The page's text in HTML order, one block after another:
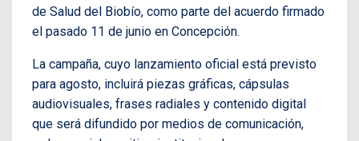
de Salud del Biobío, como parte del acuerdo firmado
el pasado 11 de junio en Concepción.
La campaña, cuyo lanzamiento oficial está previsto
para agosto, incluirá piezas gráficas, cápsulas
audiovisuales, frases radiales y contenido digital
que será difundido por medios de comunicación,